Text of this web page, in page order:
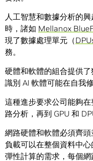
人工智慧和數據分析的
時，諸如 Mellanox
現了數據處理單元（
務。
硬體和軟體的組合提供
識別 AI 軟體可能在自我
這種進步要求公司能夠
路分析，再到 GPU 和
網路硬體和軟體必須齊
負載可以在整個資料中
彈性計算的需求，每個